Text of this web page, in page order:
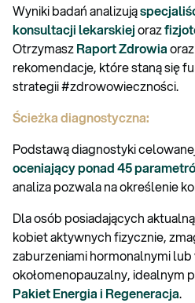
Wyniki badań analizują
konsultacji lekarskiejoraz
OtrzymaszRaport Zdrowia
rekomendacje, które staną się
strategii #zdrowowieczności.
Ścieżka diagnostyczna:
Podstawą diagnostyki
oceniający ponad 45
analiza pozwala na określenie
Dla osób posiadających
kobiet aktywnych fizycznie,
zaburzeniami hormonalnymi
okołomenopauzalny, idealnym
Pakiet Energia i Regeneracja.